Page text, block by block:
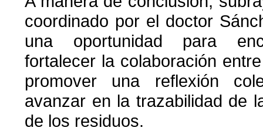
coordinado por el doctor
una oportunidad para
fortalecer la colaboración
promover una reflexión
avanzar en la trazabilidad de
de los residuos.